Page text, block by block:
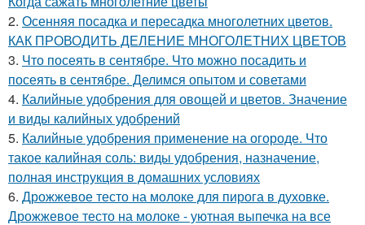
2. Осенняя посадка и пересадка многолетних цветов.
КАК ПРОВОДИТЬ ДЕЛЕНИЕ МНОГОЛЕТНИХ ЦВЕТОВ
3. Что посеять в сентябре. Что можно посадить и
посеять в сентябре. Делимся опытом и советами
4. Калийные удобрения для овощей и цветов. Значение
и виды калийных удобрений
5. Калийные удобрения применение на огороде. Что
такое калийная соль: виды удобрения, назначение,
полная инструкция в домашних условиях
6. Дрожжевое тесто на молоке для пирога в духовке.
Дрожжевое тесто на молоке - уютная выпечка на все